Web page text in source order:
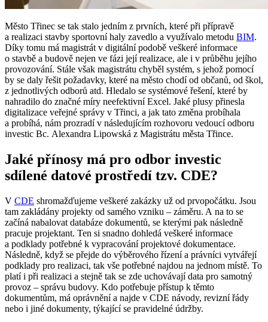
Město Třinec se tak stalo jedním z prvních, které při přípravě
a realizaci stavby sportovní haly zavedlo a využívalo metodu BIM.
Díky tomu má magistrát v digitální podobě veškeré informace
o stavbě a budově nejen ve fázi její realizace, ale i v průběhu jejího
provozování. Stále však magistrátu chyběl systém, s jehož pomocí
by se daly řešit požadavky, které na město chodí od občanů, od škol,
z jednotlivých odborů atd. Hledalo se systémové řešení, které by
nahradilo do značné míry neefektivní Excel. Jaké plusy přinesla
digitalizace veřejné správy v Třinci, a jak tato změna probíhala
a probíhá, nám prozradí v následujícím rozhovoru vedoucí odboru
investic Bc. Alexandra Lipowská z Magistrátu města Třince.
Jaké přínosy má pro odbor investic
sdílené datové prostředí tzv. CDE?
V CDE shromažďujeme veškeré zakázky už od prvopočátku. Jsou
tam zakládány projekty od samého vzniku – záměru. A na to se
začíná nabalovat databáze dokumentů, se kterými pak následně
pracuje projektant. Ten si snadno dohledá veškeré informace
a podklady potřebné k vypracování projektové dokumentace.
Následně, když se přejde do výběrového řízení a právníci vytvářejí
podklady pro realizaci, tak vše potřebné najdou na jednom místě. To
platí i při realizaci a stejně tak se zde uchovávají data pro samotný
provoz – správu budovy. Kdo potřebuje přístup k těmto
dokumentům, má oprávnění a najde v CDE návody, revizní řády
nebo i jiné dokumenty, týkající se pravidelné údržby.